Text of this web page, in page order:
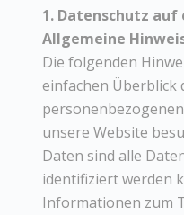
1. Datenschutz auf
Allgemeine
Die folgenden
einfachen Überblick
unsere Website
Daten sind alle
identifiziert werden
Informationen zum